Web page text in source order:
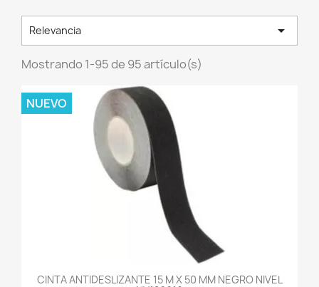
Relevancia 
Mostrando 1-95 de 95 artículo(s)
CINTA ANTIDESLIZANTE 15 M X 50 MM NEGRO NIVEL
NUEVO